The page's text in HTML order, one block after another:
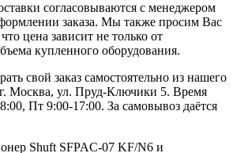
согласовываются с менеджером
заказа. Мы также просим Вас
цена зависит не только от
купленного оборудования.
свой заказ самостоятельно из нашего
г. Москва, ул. Пруд-Ключики 5. Время
Пт 9:00-17:00. За самовывоз даётся
Shuft SFPAC-07 KF/N6 и